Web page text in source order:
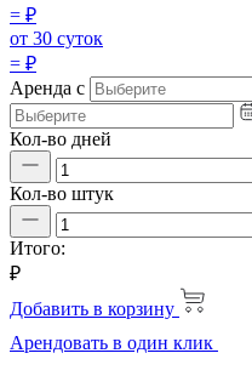
= ₽
от 30 суток
= ₽
Аренда с
Кол-во дней
Кол-во штук
Итого:
₽
Добавить в корзину
Арендовать в один клик